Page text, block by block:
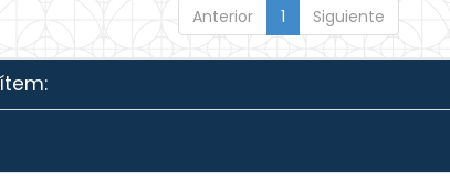
Anterior 1 Siguiente